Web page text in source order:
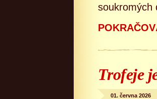
soukromých
Trofeje
01. června 2026